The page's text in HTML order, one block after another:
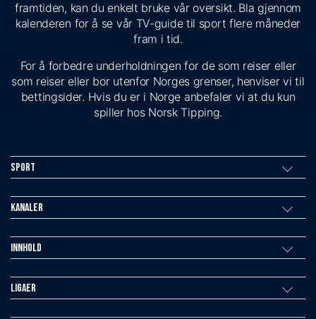
framtiden, kan du enkelt bruke vår oversikt. Bla gjennom
kalenderen for å se vår TV-guide til sport flere måneder
fram i tid.
For å forbedre underholdningen for de som reiser eller
som reiser eller bor utenfor Norges grenser, henviser vi til
bettingsider. Hvis du er i Norge anbefaler vi at du kun
spiller hos Norsk Tipping.
Sport
Kanaler
Innhold
Ligaer